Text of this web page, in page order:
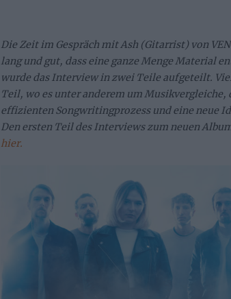
Die Zeit im Gespräch mit Ash (Gitarrist) von
lang und gut, dass eine ganze Menge Material
wurde das Interview in zwei Teile aufgeteilt.
Teil, wo es unter anderem um Musikvergleiche,
effizienten Songwritingprozess und eine neue
Den ersten Teil des Interviews zum neuen
hier.